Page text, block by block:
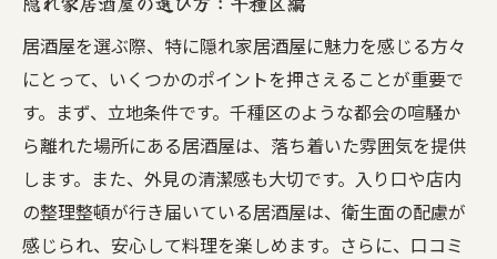
居酒屋を選ぶ際、特に隠れ家居酒屋に魅力を感じる方々
にとって、いくつかのポイントを押さえることが重要で
す。まず、立地条件です。千種区のような都会の喧騒か
ら離れた場所にある居酒屋は、落ち着いた雰囲気を提供
します。また、外見の清潔感も大切です。入り口や店内
の整理整頓が行き届いている居酒屋は、衛生面の配慮が
感じられ、安心して料理を楽しめます。さらに、口コミ